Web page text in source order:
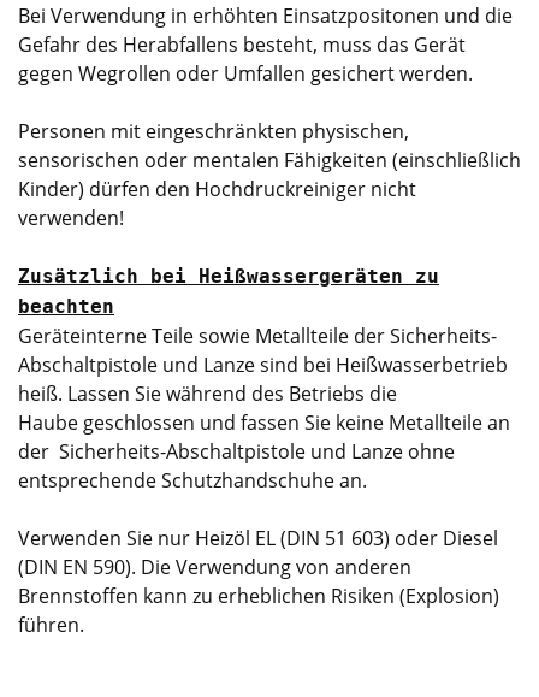
Bei Verwendung in erhöhten Einsatzpositonen und die
Gefahr des Herabfallens besteht, muss das Gerät
gegen Wegrollen oder Umfallen gesichert werden.
Personen mit eingeschränkten physischen,
sensorischen oder mentalen Fähigkeiten (einschließlich
Kinder) dürfen den Hochdruckreiniger nicht
verwenden!
Zusätzlich bei Heißwassergeräten zu
beachten
Geräteinterne Teile sowie Metallteile der Sicherheits-
Abschaltpistole und Lanze sind bei Heißwasserbetrieb
heiß. Lassen Sie während des Betriebs die
Haube geschlossen und fassen Sie keine Metallteile an
der Sicherheits-Abschaltpistole und Lanze ohne
entsprechende Schutzhandschuhe an.
Verwenden Sie nur Heizöl EL (DIN 51 603) oder Diesel
(DIN EN 590). Die Verwendung von anderen
Brennstoffen kann zu erheblichen Risiken (Explosion)
führen.